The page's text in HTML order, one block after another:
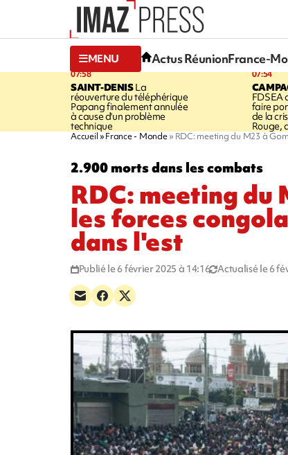
MENU Actus RéunionFrance-
07:58
SAINT-DENISLa
réouverture du téléphérique
Papang finalement annulée
à cause d'un problème
technique
07:54
FDSEA
faire
de la
Rouge,
Accueil France - Monde RDC: meeting du M23 à
2.900 morts dans les combats
RDC: meeting du
les forces
dans l'est
Publié le 6 février 2025 à 14:16 Actualisé le 6